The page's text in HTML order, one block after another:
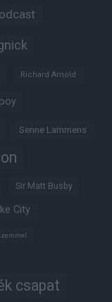
Richard Arnold
Senne Lammens
Sir Matt Busby
City
csapat